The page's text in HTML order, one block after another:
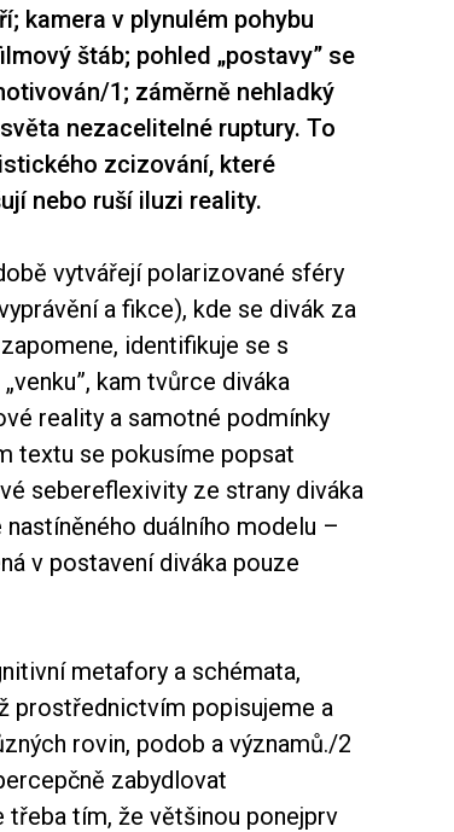
kamera v plynulém pohybu
štáb; pohled „postavy” se
/1; záměrně nehladký
nezacelitelné ruptury. To
zcizování, které
nebo ruší iluzi reality.
vytvářejí polarizované sféry
a fikce), kde se divák za
identifikuje se s
kam tvůrce diváka
reality a samotné podmínky
textu se pokusíme popsat
sebereflexivity ze strany diváka
duálního modelu –
v postavení diváka pouze
metafory a schémata,
prostřednictvím popisujeme a
rovin, podob a významů./2
zabydlovat
tím, že většinou ponejprv